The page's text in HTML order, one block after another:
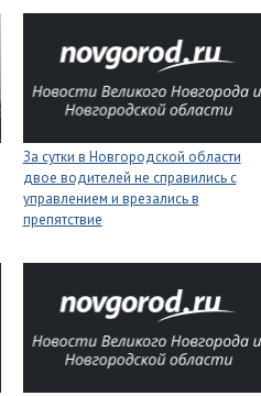
За сутки в Новгородской области
двое водителей не справились с
управлением и врезались в
препятствие